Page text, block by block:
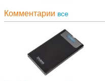
Комментарии все